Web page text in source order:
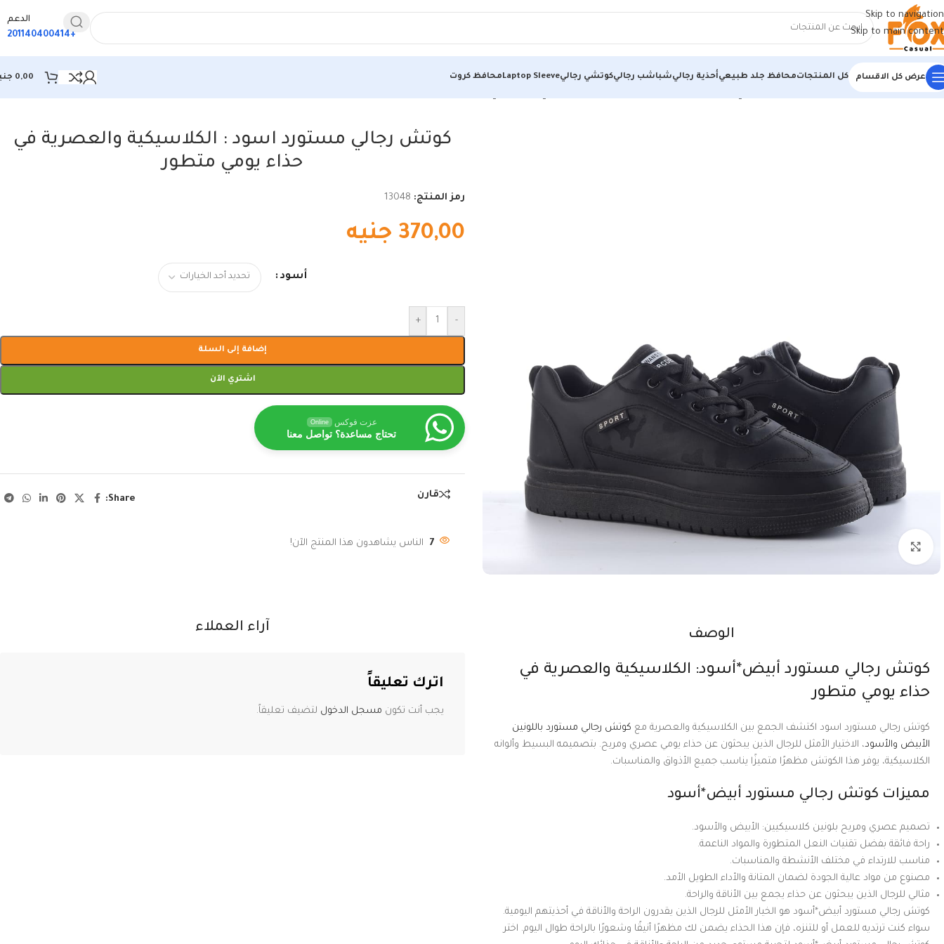
Skip to navigation
Skip to main content
الدعم
+201140400414
عرض كل الاقسام كل المنتجاتمحافظ جلد طبيعيأحذية رجاليشباشب رجاليكوتشي رجاليLaptop Sleeveمحافظ كروت 0,00
الرئيسية/أحذية رجالي
كوتش رجالي مستورد اسود : الكلاسيكية والعصرية في
حذاء يومي متطور
رمز المنتج: 13048
370,00 جنيه
أسود
-
+
إضافة إلى السلة
اشتري الآن
عزت فوكس Online
تحتاج مساعدة؟ تواصل معنا
قارن Share:
7 الناس يشاهدون هذا المنتج الآن!
الوصف
كوتش رجالي مستورد أبيض*أسود: الكلاسيكية والعصرية في
حذاء يومي متطور
كوتش رجالي مستورد اسود اكتشف الجمع بين الكلاسيكية والعصرية مع كوتش رجالي مستورد باللونين
الأبيض والأسود، الاختيار الأمثل للرجال الذين يبحثون عن حذاء يومي عصري ومريح. بتصميمه البسيط وألوانه
الكلاسيكية، يوفر هذا الكوتش مظهرًا متميزًا يناسب جميع الأذواق والمناسبات.
مميزات كوتش رجالي مستورد أبيض*أسود
تصميم عصري ومريح بلونين كلاسيكيين: الأبيض والأسود.
راحة فائقة بفضل تقنيات النعل المتطورة والمواد الناعمة.
مناسب للارتداء في مختلف الأنشطة والمناسبات.
مصنوع من مواد عالية الجودة لضمان المتانة والأداء الطويل الأمد.
مثالي للرجال الذين يبحثون عن حذاء يجمع بين الأناقة والراحة.
كوتش رجالي مستورد أبيض*أسود هو الخيار الأمثل للرجال الذين يقدرون الراحة والأناقة في أحذيتهم اليومية.
سواء كنت ترتديه للعمل أو للتنزه، فإن هذا الحذاء يضمن لك مظهرًا أنيقًا وشعورًا بالراحة طوال اليوم. اختر
آراء العملاء
اترك تعليقاً
يجب أنت تكون مسجل الدخول لتضيف تعليقاً.